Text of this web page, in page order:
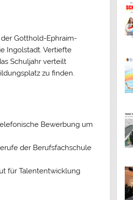
der Gotthold-Ephraim-
Ingolstadt. Vertiefte
Schuljahr verteilt
zu finden.
Bewerbung um
der Berufsfachschule
für Talententwicklung